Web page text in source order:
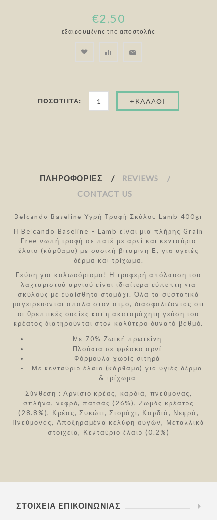
€2,50
εξαιρουμένης της αποστολής
ΠΟΣΌΤΗΤΑ:
ΠΛΗΡΟΦΟΡΊΕΣ
REVIEWS
CONTACT US
Belcando Baseline Υγρή Τροφή Σκύλου Lamb 400gr
Η Belcando Baseline – Lamb είναι μια πλήρης Grain
Free νωπή τροφή σε πατέ με αρνί και κενταύριο
έλαιο (κάρθαμο) με φυσική βιταμίνη Ε, για υγειές
δέρμα και τρίχωμα.
Γεύση για καλωσόρισμα! Η τρυφερή απόλαυση του
λαχταριστού αρνιού είναι ιδιαίτερα εύπεπτη για
σκύλους με ευαίσθητο στομάχι. Όλα τα συστατικά
μαγειρεύονται απαλά στον ατμό, διασφαλίζοντας ότι
οι θρεπτικές ουσίες και η ακαταμάχητη γεύση του
κρέατος διατηρούνται στον καλύτερο δυνατό βαθμό.
Με 70% Ζωική πρωτεΐνη
Πλούσια σε φρέσκο αρνί
Φόρμουλα χωρίς σιτηρά
Με κενταύριο έλαιο (κάρθαμο) για υγιές δέρμα
& τρίχωμα
Σύνθεση : Αρνίσιο κρέας, καρδιά, πνεύμονας,
σπλήνα, νεφρό, πατσάς (26%), Ζωμός κρέατος
(28.8%), Κρέας, Συκώτι, Στομάχι, Καρδιά, Νεφρά,
Πνεύμονας, Αποξηραμένα κελύφη αυγών, Μεταλλικά
στοιχεία, Κενταύριο έλαιο (0.2%)
ΣΤΟΙΧΕΊΑ ΕΠΙΚΟΙΝΩΝΊΑΣ